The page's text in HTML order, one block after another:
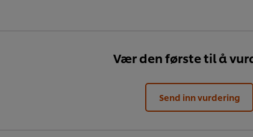
Vær den første til å
Send inn vurdering